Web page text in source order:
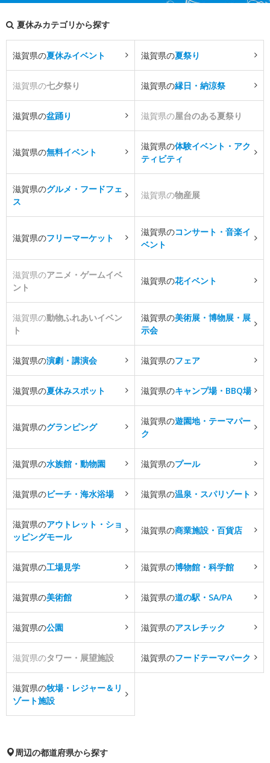
夏休みカテゴリから探す
滋賀県の夏休みイベント 滋賀県の夏祭り
滋賀県の七夕祭り 滋賀県の縁日・納涼祭
滋賀県の盆踊り 滋賀県の屋台のある夏祭り
滋賀県の無料イベント
滋賀県の体験イベント・アク
ティビティ
滋賀県のグルメ・フードフェ
ス
滋賀県の物産展
滋賀県のフリーマーケット
滋賀県のコンサート・音楽イ
ベント
滋賀県のアニメ・ゲームイベ
ント
滋賀県の花イベント
滋賀県の動物ふれあいイベン
ト
滋賀県の美術展・博物展・展
示会
滋賀県の演劇・講演会 滋賀県のフェア
滋賀県の夏休みスポット 滋賀県のキャンプ場・BBQ場
滋賀県のグランピング
滋賀県の遊園地・テーマパー
ク
滋賀県の水族館・動物園 滋賀県のプール
滋賀県のビーチ・海水浴場 滋賀県の温泉・スパリゾート
滋賀県のアウトレット・ショ
ッピングモール
滋賀県の商業施設・百貨店
滋賀県の工場見学 滋賀県の博物館・科学館
滋賀県の美術館 滋賀県の道の駅・SA/PA
滋賀県の公園 滋賀県のアスレチック
滋賀県のタワー・展望施設 滋賀県のフードテーマパーク
滋賀県の牧場・レジャー＆リ
ゾート施設
周辺の都道府県から探す